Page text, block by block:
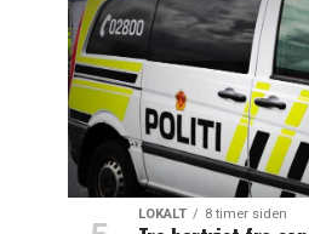
LOKALT 8 timer siden